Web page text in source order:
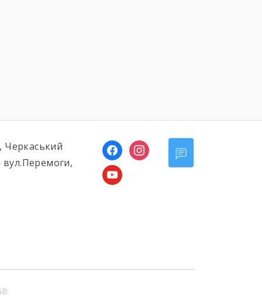
Черкаський
facebookinstagram
youtube